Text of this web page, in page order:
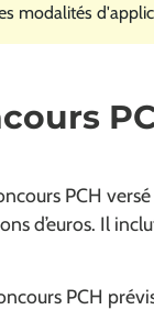
modalités
PCH
d’euros. Il
PCH